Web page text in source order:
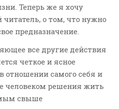
Теперь же я хочу
о том, что нужно
предназначение.
все другие действия
четкое и ясное
отношении самого себя и
человеком решения жить
свыше